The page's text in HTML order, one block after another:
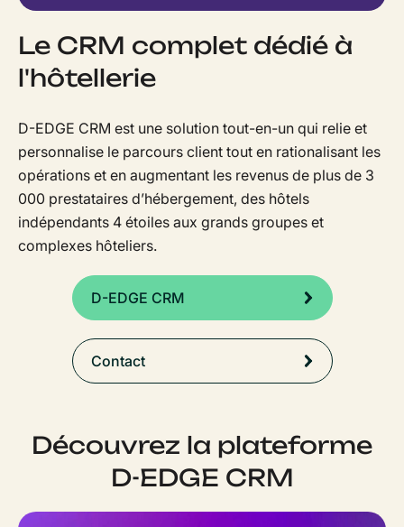
Le CRM complet dédié à
l'hôtellerie
D-EDGE CRM est une solution tout-en-un qui relie et
personnalise le parcours client tout en rationalisant les
opérations et en augmentant les revenus de plus de 3
000 prestataires d’hébergement, des hôtels
indépendants 4 étoiles aux grands groupes et
complexes hôteliers.
D-EDGE CRM
Contact
Découvrez la plateforme
D-EDGE CRM